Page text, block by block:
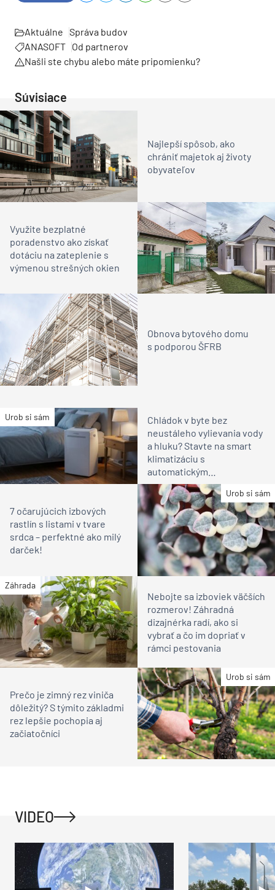
Aktuálne Správa budov
ANASOFT Od partnerov
Našli ste chybu alebo máte pripomienku?
Súvisiace
Najlepší spôsob, ako
chrániť majetok aj životy
obyvateľov
Využite bezplatné
poradenstvo ako získať
dotáciu na zateplenie s
výmenou strešných okien
Obnova bytového domu
s podporou ŠFRB
Urob si sám
Chládok v byte bez
neustáleho vylievania vody
a hluku? Stavte na smart
klimatizáciu s
automatickým
odparovaním
Urob si sám
7 očarujúcich izbových
rastlín s listami v tvare
srdca – perfektné ako milý
darček!
Záhrada
Nebojte sa izboviek väčších
rozmerov! Záhradná
dizajnérka radí, ako si
vybrať a čo im dopriať v
rámci pestovania
Urob si sám
Prečo je zimný rez viniča
dôležitý? S týmito základmi
rez lepšie pochopia aj
začiatočníci
VIDEO